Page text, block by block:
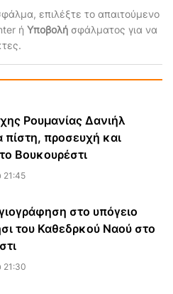
επιλέξτε το απαιτούμενο
ή Υποβολή σφάλματος για να
Ρουμανίας Δανιήλ
πίστη, προσευχή και
Βουκουρέστι
21:45
στο υπόγειο
του Καθεδρκού Ναού στο
21:30